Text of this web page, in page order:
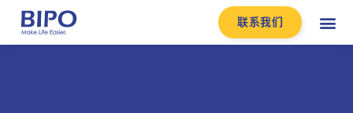
联系我们